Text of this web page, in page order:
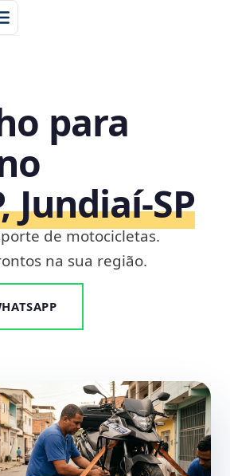
para
Jundiaí‑SP
de motocicletas.
na sua região.